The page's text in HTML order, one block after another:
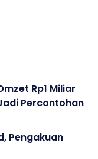
Rp1 Miliar
Percontohan
Pengakuan